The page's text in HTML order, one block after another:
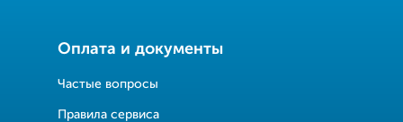
Оплата и документы
Частые вопросы
Правила сервиса